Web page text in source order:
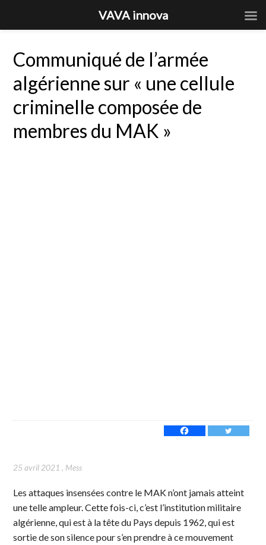
Communiqué de l’armée
algérienne sur « une cellule
criminelle composée de
membres du MAK »
25 avril 2021 , Mess
Les attaques insensées contre le MAK n’ont jamais atteint
une telle ampleur. Cette fois-ci, c’est l’institution militaire
algérienne, qui est à la tête du Pays depuis 1962, qui est
sortie de son silence pour s’en prendre à ce mouvement
VAVA innova